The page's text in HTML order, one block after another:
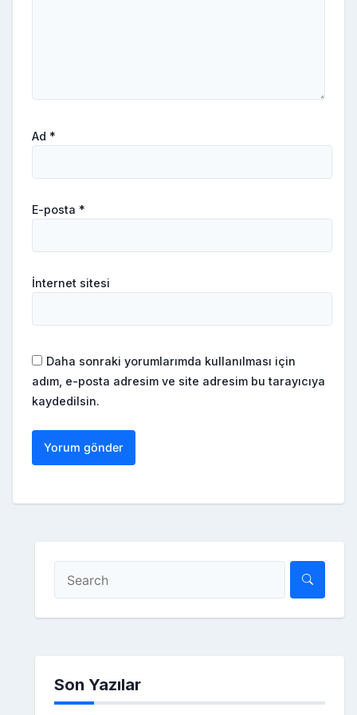
Ad *
E-posta *
İnternet sitesi
Daha sonraki yorumlarımda kullanılması için
adım, e-posta adresim ve site adresim bu tarayıcıya
kaydedilsin.
Son Yazılar